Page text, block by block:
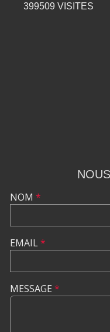
399509 VISITES
NOM *
EMAIL*
MESSAGE *